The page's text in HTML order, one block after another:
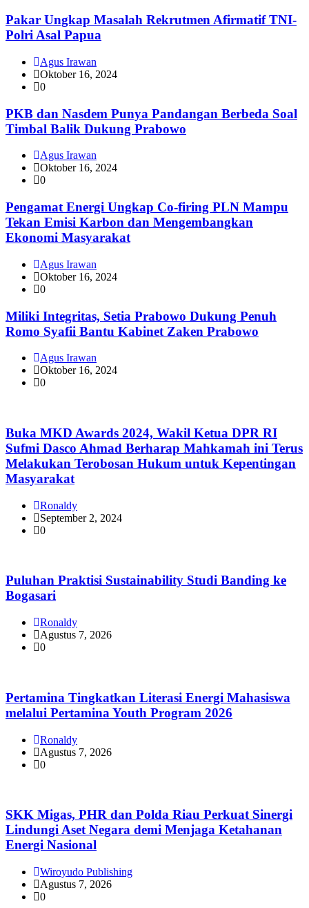
Pakar Ungkap Masalah Rekrutmen Afirmatif TNI-
Polri Asal Papua
Agus Irawan
Oktober 16, 2024
0
PKB dan Nasdem Punya Pandangan Berbeda Soal
Timbal Balik Dukung Prabowo
Agus Irawan
Oktober 16, 2024
0
Pengamat Energi Ungkap Co-firing PLN Mampu
Tekan Emisi Karbon dan Mengembangkan
Ekonomi Masyarakat
Agus Irawan
Oktober 16, 2024
0
Miliki Integritas, Setia Prabowo Dukung Penuh
Romo Syafii Bantu Kabinet Zaken Prabowo
Agus Irawan
Oktober 16, 2024
0
Buka MKD Awards 2024, Wakil Ketua DPR RI
Sufmi Dasco Ahmad Berharap Mahkamah ini Terus
Melakukan Terobosan Hukum untuk Kepentingan
Masyarakat
Ronaldy
September 2, 2024
0
Puluhan Praktisi Sustainability Studi Banding ke
Bogasari
Ronaldy
Agustus 7, 2026
0
Pertamina Tingkatkan Literasi Energi Mahasiswa
melalui Pertamina Youth Program 2026
Ronaldy
Agustus 7, 2026
0
SKK Migas, PHR dan Polda Riau Perkuat Sinergi
Lindungi Aset Negara demi Menjaga Ketahanan
Energi Nasional
Wiroyudo Publishing
Agustus 7, 2026
0